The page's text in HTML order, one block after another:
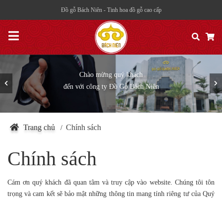
Đồ gỗ Bách Niên - Tinh hoa đồ gỗ cao cấp
Chào mừng quý khách
đến với công ty Đồ Gỗ Bách Niên
Trang chủ / Chính sách
Chính sách
Cám ơn quý khách đã quan tâm và truy cập vào website. Chúng tôi tôn
trọng và cam kết sẽ bảo mật những thông tin mang tính riêng tư của Quý